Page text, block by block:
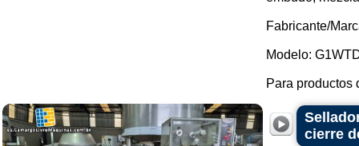
Fabricante/
Modelo:
Para productos
cierre